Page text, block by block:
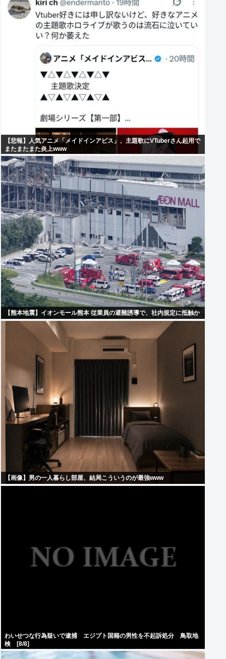
【悲報】人気アニメ「メイドインアビス」、主題歌にVTuberさん起用で
またまたまた炎上www
【熊本地震】イオンモール熊本 従業員の避難誘導で、社内規定に抵触か
【画像】男の一人暮らし部屋、結局こういうのが最強www
わいせつな行為疑いで逮捕 エジプト国籍の男性を不起訴処分 鳥取地
検 [8/8]